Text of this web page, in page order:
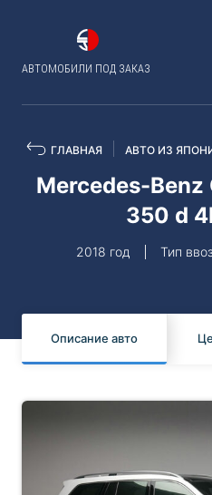
АВТОМОБИЛИ ПОД ЗАКАЗ
ГЛАВНАЯ АВТО ИЗ
Mercedes-Benz
350 d
2018 год Тип
Описание авто